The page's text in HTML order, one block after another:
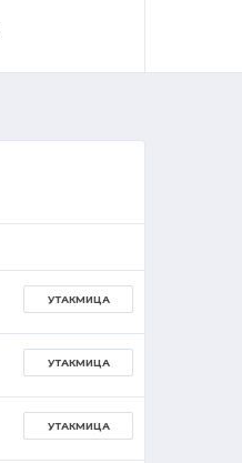
УТАКМИЦА
УТАКМИЦА
УТАКМИЦА